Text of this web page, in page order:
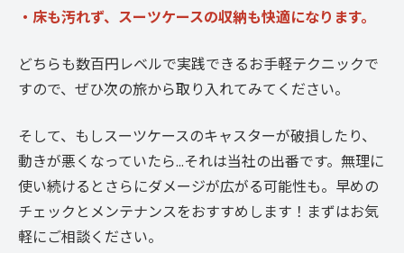
・床も汚れず、スーツケースの収納も快適になります。
どちらも数百円レベルで実践できるお手軽テクニックで
すので、ぜひ次の旅から取り入れてみてください。
そして、もしスーツケースのキャスターが破損したり、
動きが悪くなっていたら…それは当社の出番です。無理に
使い続けるとさらにダメージが広がる可能性も。早めの
チェックとメンテナンスをおすすめします！まずはお気
軽にご相談ください。